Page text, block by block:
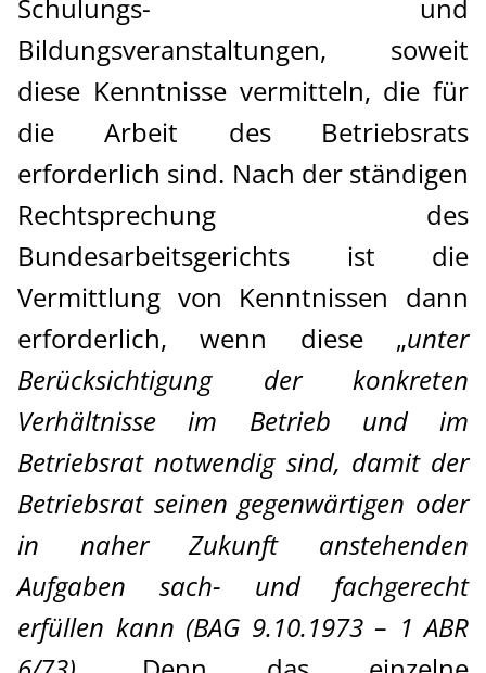
Schulungs- und
Bildungsveranstaltungen, soweit
diese Kenntnisse vermitteln, die für
die Arbeit des Betriebsrats
erforderlich sind. Nach der ständigen
Rechtsprechung des
Bundesarbeitsgerichts ist die
Vermittlung von Kenntnissen dann
erforderlich, wenn diese „unter
Berücksichtigung der konkreten
Verhältnisse im Betrieb und im
Betriebsrat notwendig sind, damit der
Betriebsrat seinen gegenwärtigen oder
in naher Zukunft anstehenden
Aufgaben sach- und fachgerecht
erfüllen kann (BAG 9.10.1973 – 1 ABR